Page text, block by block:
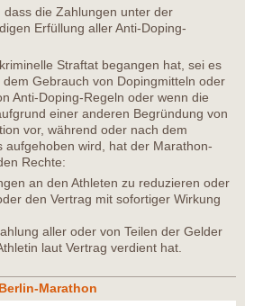
die Zahlungen unter der
Erfüllung aller Anti-Doping-
Straftat begangen hat, sei es
Gebrauch von Dopingmitteln oder
Anti-Doping-Regeln oder wenn die
einer anderen Begründung von
vor, während oder nach dem
aufgehoben wird, hat der Marathon-
Rechte:
an den Athleten zu reduzieren oder
den Vertrag mit sofortiger Wirkung
aller oder von Teilen der Gelder
laut Vertrag verdient hat.
Marathon